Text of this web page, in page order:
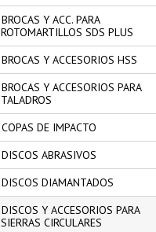
BROCAS Y ACC. PARA
ROTOMARTILLOS SDS PLUS
BROCAS Y ACCESORIOS HSS
BROCAS Y ACCESORIOS PARA
TALADROS
COPAS DE IMPACTO
DISCOS ABRASIVOS
DISCOS DIAMANTADOS
DISCOS Y ACCESORIOS PARA
SIERRAS CIRCULARES